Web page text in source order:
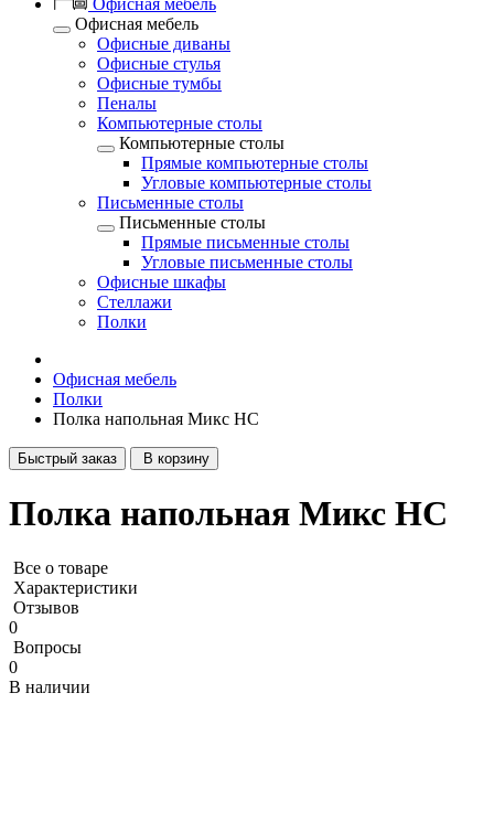
Офисная мебель
Офисная мебель
Офисные диваны
Офисные стулья
Офисные тумбы
Пеналы
Компьютерные столы
Компьютерные столы
Прямые компьютерные столы
Угловые компьютерные столы
Письменные столы
Письменные столы
Прямые письменные столы
Угловые письменные столы
Офисные шкафы
Стеллажи
Полки
Офисная мебель
Полки
Полка напольная Микс НС
Быстрый заказ В корзину
Полка напольная Микс НС
Все о товаре
Характеристики
Отзывов
0
Вопросы
0
В наличии